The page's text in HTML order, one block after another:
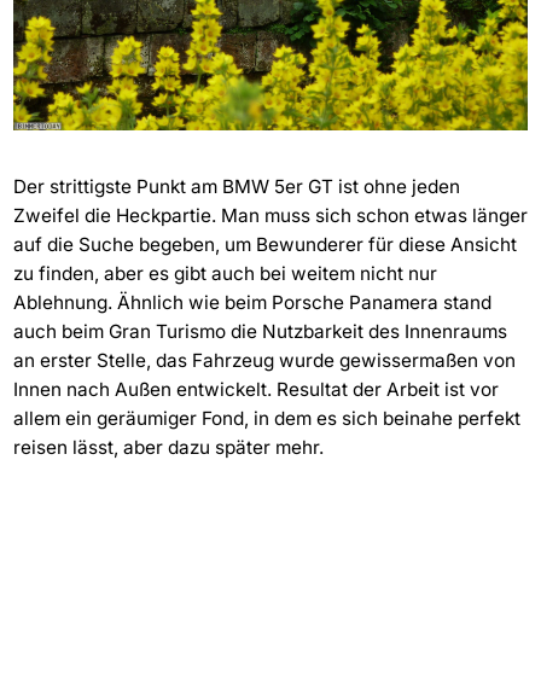
Der strittigste Punkt am BMW 5er GT ist ohne jeden
Zweifel die Heckpartie. Man muss sich schon etwas länger
auf die Suche begeben, um Bewunderer für diese Ansicht
zu finden, aber es gibt auch bei weitem nicht nur
Ablehnung. Ähnlich wie beim Porsche Panamera stand
auch beim Gran Turismo die Nutzbarkeit des Innenraums
an erster Stelle, das Fahrzeug wurde gewissermaßen von
Innen nach Außen entwickelt. Resultat der Arbeit ist vor
allem ein geräumiger Fond, in dem es sich beinahe perfekt
reisen lässt, aber dazu später mehr.